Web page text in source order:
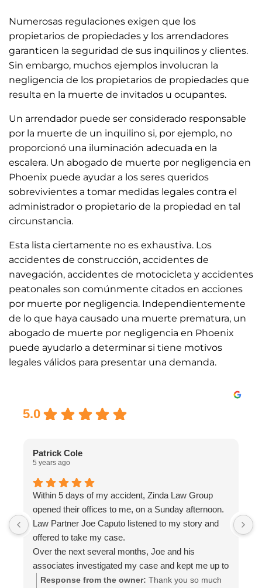
Numerosas regulaciones exigen que los
propietarios de propiedades y los arrendadores
garanticen la seguridad de sus inquilinos y clientes.
Sin embargo, muchos ejemplos involucran la
negligencia de los propietarios de propiedades que
resulta en la muerte de invitados u ocupantes.
Un arrendador puede ser considerado responsable
por la muerte de un inquilino si, por ejemplo, no
proporcionó una iluminación adecuada en la
escalera. Un abogado de muerte por negligencia en
Phoenix puede ayudar a los seres queridos
sobrevivientes a tomar medidas legales contra el
administrador o propietario de la propiedad en tal
circunstancia.
Esta lista ciertamente no es exhaustiva. Los
accidentes de construcción, accidentes de
navegación, accidentes de motocicleta y accidentes
peatonales son comúnmente citados en acciones
por muerte por negligencia. Independientemente
de lo que haya causado una muerte prematura, un
abogado de muerte por negligencia en Phoenix
puede ayudarlo a determinar si tiene motivos
legales válidos para presentar una demanda.
5.0
Patrick Cole
5 years ago
Within 5 days of my accident, Zinda Law Group
opened their offices to me, on a Sunday afternoon.
Law Partner Joe Caputo listened to my story and
offered to take my case.
Over the next several months, Joe and his
associates investigated my case and kept me up to
date.
Response from the owner: Thank you so much